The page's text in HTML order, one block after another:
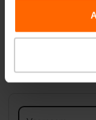
Avond
Meld je
Voornaam